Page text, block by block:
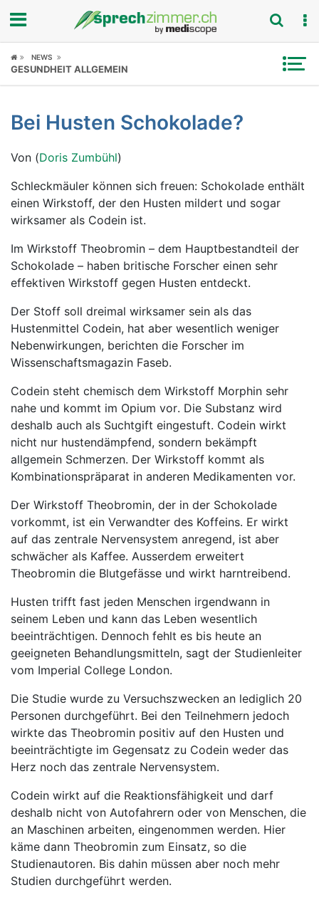
Fokus
Symptome
Untersuchungen
News
Ratgeber
Rubriken
NEWS
GESUNDHEIT ALLGEMEIN
Bei Husten Schokolade?
Von (Doris Zumbühl)
Schleckmäuler können sich freuen: Schokolade enthält
einen Wirkstoff, der den Husten mildert und sogar
wirksamer als Codein ist.
Im Wirkstoff Theobromin – dem Hauptbestandteil der
Schokolade – haben britische Forscher einen sehr
effektiven Wirkstoff gegen Husten entdeckt.
Der Stoff soll dreimal wirksamer sein als das
Hustenmittel Codein, hat aber wesentlich weniger
Nebenwirkungen, berichten die Forscher im
Wissenschaftsmagazin Faseb.
Codein steht chemisch dem Wirkstoff Morphin sehr
nahe und kommt im Opium vor. Die Substanz wird
deshalb auch als Suchtgift eingestuft. Codein wirkt
nicht nur hustendämpfend, sondern bekämpft
allgemein Schmerzen. Der Wirkstoff kommt als
Kombinationspräparat in anderen Medikamenten vor.
Der Wirkstoff Theobromin, der in der Schokolade
vorkommt, ist ein Verwandter des Koffeins. Er wirkt
auf das zentrale Nervensystem anregend, ist aber
schwächer als Kaffee. Ausserdem erweitert
Theobromin die Blutgefässe und wirkt harntreibend.
Husten trifft fast jeden Menschen irgendwann in
seinem Leben und kann das Leben wesentlich
beeinträchtigen. Dennoch fehlt es bis heute an
geeigneten Behandlungsmitteln, sagt der Studienleiter
vom Imperial College London.
Die Studie wurde zu Versuchszwecken an lediglich 20
Personen durchgeführt. Bei den Teilnehmern jedoch
wirkte das Theobromin positiv auf den Husten und
beeinträchtigte im Gegensatz zu Codein weder das
Herz noch das zentrale Nervensystem.
Codein wirkt auf die Reaktionsfähigkeit und darf
deshalb nicht von Autofahrern oder von Menschen, die
an Maschinen arbeiten, eingenommen werden. Hier
käme dann Theobromin zum Einsatz, so die
Studienautoren. Bis dahin müssen aber noch mehr
Studien durchgeführt werden.